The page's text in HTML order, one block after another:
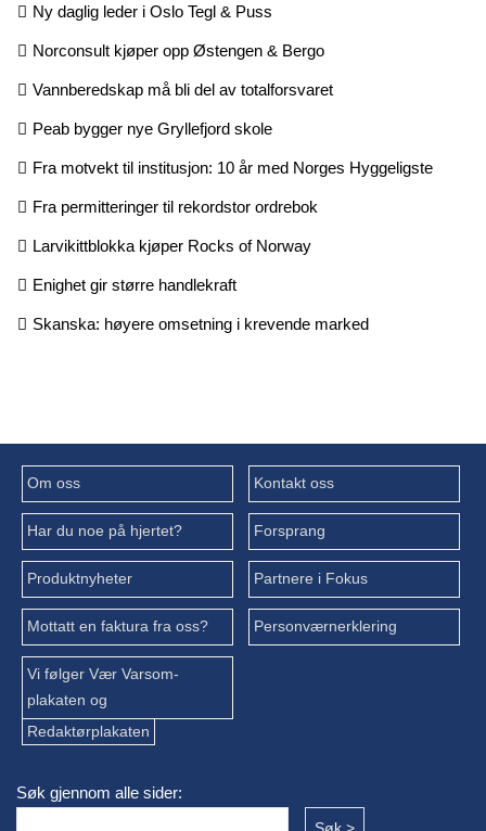
Ny daglig leder i Oslo Tegl & Puss
Norconsult kjøper opp Østengen & Bergo
Vannberedskap må bli del av totalforsvaret
Peab bygger nye Gryllefjord skole
Fra motvekt til institusjon: 10 år med Norges Hyggeligste
Fra permitteringer til rekordstor ordrebok
Larvikittblokka kjøper Rocks of Norway
Enighet gir større handlekraft
Skanska: høyere omsetning i krevende marked
Om oss Kontakt oss
Har du noe på hjertet? Forsprang
Produktnyheter Partnere i Fokus
Mottatt en faktura fra oss? Personværnerklering
Vi følger Vær Varsom-
plakaten og
Redaktørplakaten
Søk gjennom alle sider: